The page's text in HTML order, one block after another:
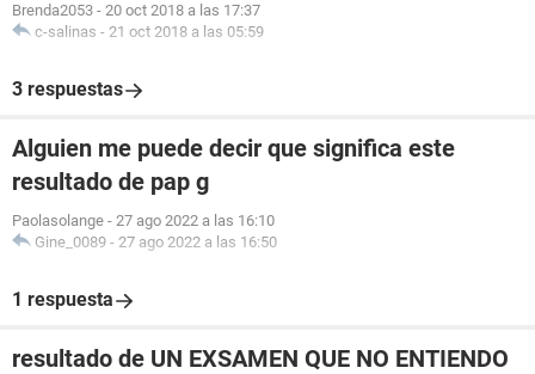
Brenda2053 - 20 oct 2018 a las 17:37
c-salinas - 21 oct 2018 a las 05:59
3 respuestas
Alguien me puede decir que significa este
resultado de pap g
Paolasolange - 27 ago 2022 a las 16:10
Gine_0089 - 27 ago 2022 a las 16:50
1 respuesta
resultado de UN EXSAMEN QUE NO ENTIENDO